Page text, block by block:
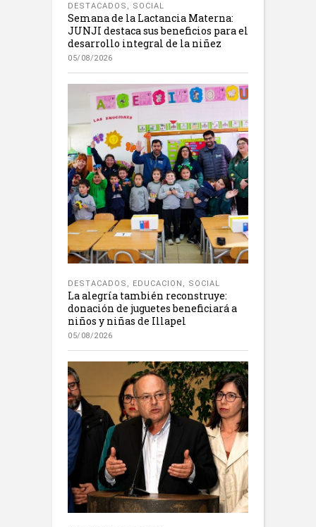
DESTACADOS , SOCIAL
Semana de la Lactancia Materna:
JUNJI destaca sus beneficios para el
desarrollo integral de la niñez
05/08/2026
DESTACADOS EDUCACION SOCIAL
La alegría también reconstruye:
donación de juguetes beneficiará a
niños y niñas de Illapel
05/08/2026